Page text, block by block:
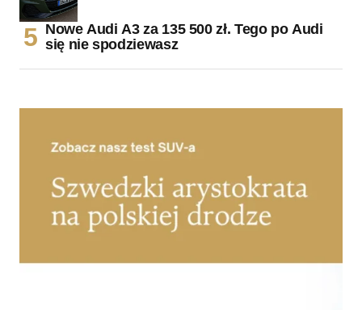
Nowe Audi A3 za 135 500 zł. Tego po Audi
się nie spodziewasz